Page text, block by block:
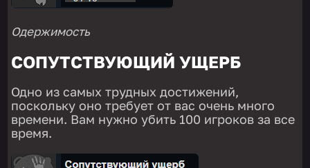
Одержимость
СОПУТСТВУЮЩИЙ УЩЕРБ
Одно из самых трудных достижений,
поскольку оно требует от вас очень много
времени. Вам нужно убить 100 игроков за все
время.